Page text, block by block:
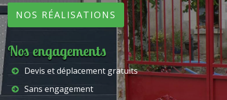
NOS RÉALISATIONS
Nos engagements
Devis et déplacement gratuits
Sans engagement